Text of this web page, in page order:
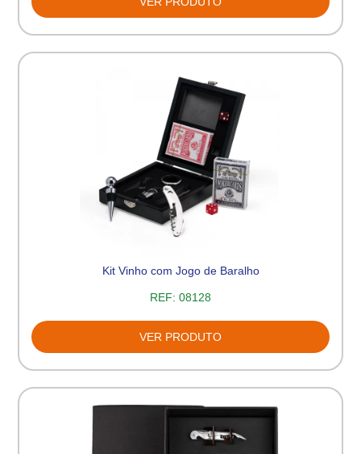
Kit Vinho com Jogo de Baralho
REF: 08128
VER PRODUTO